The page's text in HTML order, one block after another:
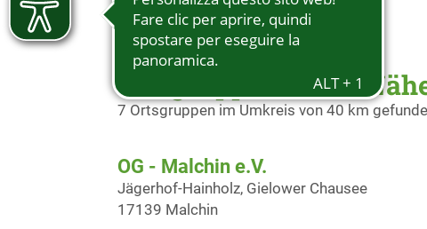
Ortsgruppen in der
7 Ortsgruppen im Umkreis von 40 km
OG - Malchin e.V.
Jägerhof-Hainholz, Gielower Chausee
17139 Malchin